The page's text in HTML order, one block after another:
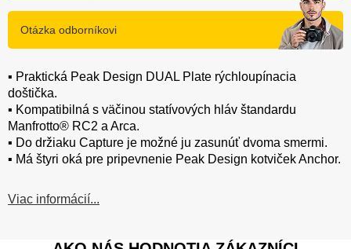
Otázka odborníkovi
▪️ Praktická Peak Design DUAL Plate rýchloupínacia
doštička.
▪️ Kompatibilná s väčinou statívových hláv štandardu
Manfrotto® RC2 a Arca.
▪️ Do držiaku Capture je možné ju zasunúť dvoma smermi.
▪️ Má štyri oká pre pripevnenie Peak Design kotviček Anchor.
Viac informácií...